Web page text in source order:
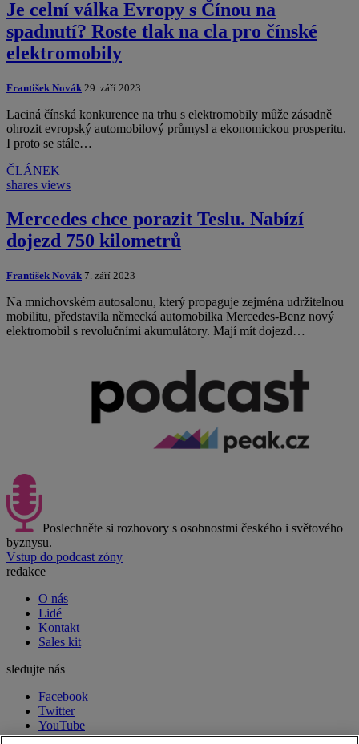
Je celní válka Evropy s Čínou na
spadnutí? Roste tlak na cla pro čínské
elektromobily
František Novák 29. září 2023
Laciná čínská konkurence na trhu s elektromobily může zásadně
ohrozit evropský automobilový průmysl a ekonomickou prosperitu.
I proto se stále…
ČLÁNEK
shares views
Mercedes chce porazit Teslu. Nabízí
dojezd 750 kilometrů
František Novák 7. září 2023
Na mnichovském autosalonu, který propaguje zejména udržitelnou
mobilitu, představila německá automobilka Mercedes-Benz nový
elektromobil s revolučními akumulátory. Mají mít dojezd…
Poslechněte si rozhovory s osobnostmi českého i světového
byznysu.
Vstup do podcast zóny
redakce
O nás
Lidé
Kontakt
Sales kit
sledujte nás
Facebook
Twitter
YouTube
LinkedIn